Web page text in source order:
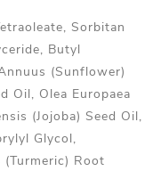
Sorbitan
Butyl
(Sunflower)
Oil, Olea Europaea
(Jojoba) Seed Oil,
Glycol,
(Turmeric) Root